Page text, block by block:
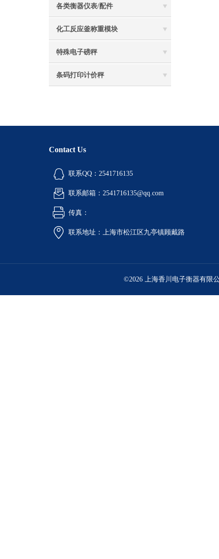
各类衡器仪表/配件
化工反应釜称重模块
特殊电子磅秤
条码打印计价秤
Contact Us
联系QQ：2541716135
联系邮箱：2541716135@qq.com
传真：
联系地址：上海市松江区九亭镇顾戴路
©2026 上海香川电子衡器有限